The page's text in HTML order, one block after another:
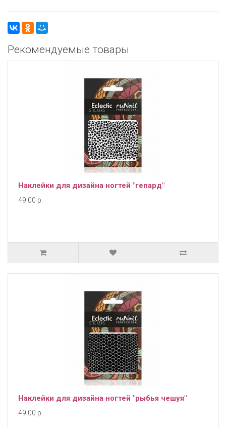
Рекомендуемые товары
Наклейки для дизайна ногтей "гепард"
49.00 р.
Наклейки для дизайна ногтей "рыбья чешуя"
49.00 р.